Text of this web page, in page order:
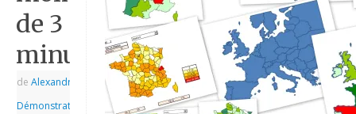
de 3
minutes?
deAlexandre
Démonstrations